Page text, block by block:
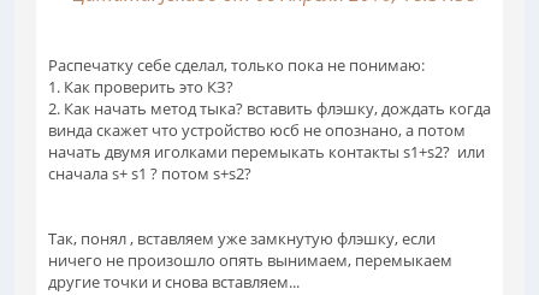
Распечатку себе сделал, только пока не понимаю:
1. Как проверить это КЗ?
2. Как начать метод тыка? вставить флэшку, дождать когда
винда скажет что устройство юсб не опознано, а потом
начать двумя иголками перемыкать контакты s1+s2? или
сначала s+ s1 ? потом s+s2?
Так, понял , вставляем уже замкнутую флэшку, если
ничего не произошло опять вынимаем, перемыкаем
другие точки и снова вставляем...